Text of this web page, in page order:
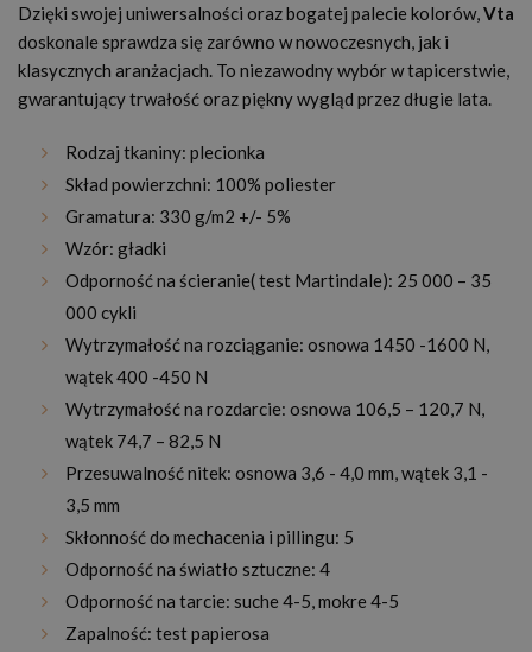
Dzięki swojej uniwersalności oraz bogatej palecie kolorów,Vta
doskonale sprawdza się zarówno w nowoczesnych, jak i
klasycznych aranżacjach. To niezawodny wybór w tapicerstwie,
gwarantujący trwałość oraz piękny wygląd przez długie lata.
Rodzaj tkaniny: plecionka
Skład powierzchni: 100% poliester
Gramatura: 330 g/m2 +/- 5%
Wzór: gładki
Odporność na ścieranie( test Martindale): 25 000 – 35
000 cykli
Wytrzymałość na rozciąganie: osnowa 1450 -1600 N,
wątek 400 -450 N
Wytrzymałość na rozdarcie: osnowa 106,5 – 120,7 N,
wątek 74,7 – 82,5 N
Przesuwalność nitek: osnowa 3,6 - 4,0 mm, wątek 3,1 -
3,5 mm
Skłonność do mechacenia i pillingu: 5
Odporność na światło sztuczne: 4
Odporność na tarcie: suche 4-5, mokre 4-5
Zapalność: test papierosa